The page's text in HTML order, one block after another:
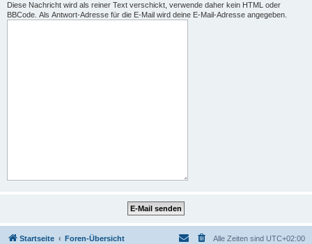
Diese Nachricht wird als reiner Text verschickt, verwende daher kein HTML oder
BBCode. Als Antwort-Adresse für die E-Mail wird deine E-Mail-Adresse angegeben.
Startseite Foren-Übersicht Alle Zeiten sind UTC+02:00